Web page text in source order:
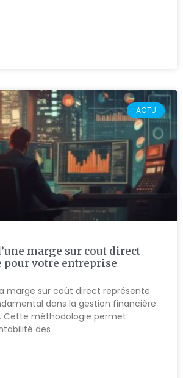
ACTU
marge sur cout direct
pour votre entreprise
marge sur coût direct représente
dans la gestion financière
Cette méthodologie permet
des